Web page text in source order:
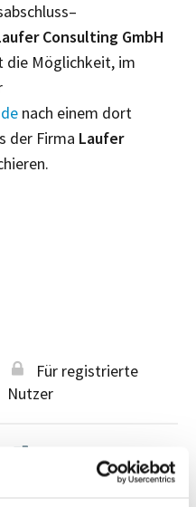
Consulting GmbH
die Möglichkeit, im
nach einem dort
der Firma Laufer
Für registrierte
Nutzer
Vollständiges
Unternehmensprofil